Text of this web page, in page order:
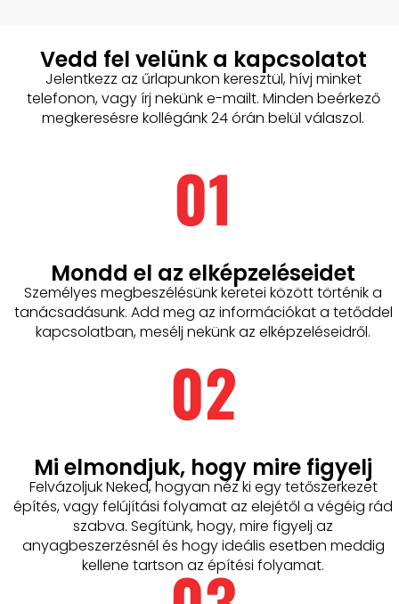
Vedd fel velünk a kapcsolatot​
Jelentkezz az űrlapunkon keresztül, hívj minket
telefonon, vagy írj nekünk e-mailt. Minden beérkező
megkeresésre kollégánk 24 órán belül válaszol.
01
Mondd el az elképzeléseidet​
Személyes megbeszélésünk keretei között történik a
tanácsadásunk. Add meg az információkat a tetőddel
kapcsolatban, mesélj nekünk az elképzeléseidről.
02
Mi elmondjuk, hogy mire figyelj
Felvázoljuk Neked, hogyan néz ki egy tetőszerkezet
építés, vagy felújítási folyamat az elejétől a végéig rád
szabva. Segítünk, hogy, mire figyelj az
anyagbeszerzésnél és hogy ideális esetben meddig
kellene tartson az építési folyamat.